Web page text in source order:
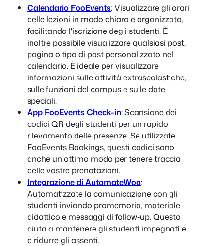
Calendario FooEvents: Visualizzare gli orari
delle lezioni in modo chiaro e organizzato,
facilitando l'iscrizione degli studenti. È
inoltre possibile visualizzare qualsiasi post,
pagina o tipo di post personalizzato nel
calendario. È ideale per visualizzare
informazioni sulle attività extrascolastiche,
sulle funzioni del campus e sulle date
speciali.
App FooEvents Check-in: Scansione dei
codici QR degli studenti per un rapido
rilevamento delle presenze. Se utilizzate
FooEvents Bookings, questi codici sono
anche un ottimo modo per tenere traccia
delle vostre prenotazioni.
Integrazione di AutomateWoo:
Automatizzate la comunicazione con gli
studenti inviando promemoria, materiale
didattico e messaggi di follow-up. Questo
aiuta a mantenere gli studenti impegnati e
a ridurre gli assenti.